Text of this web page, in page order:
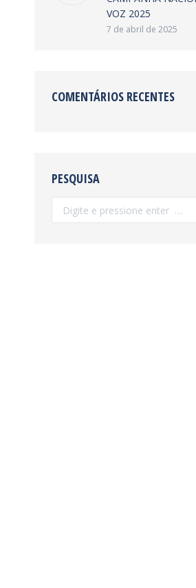
VOZ 2025
7 de abril de 2025
COMENTÁRIOS RECENTES
PESQUISA
Search: